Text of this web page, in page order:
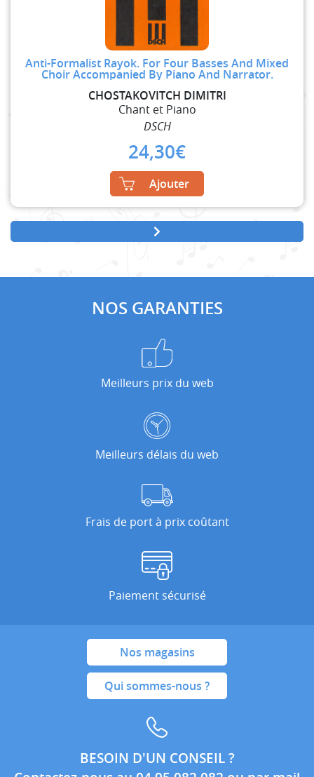
Anti-Formalist Rayok. For Four Basses And Mixed
Choir Accompanied By Piano And Narrator.
CHOSTAKOVITCH DIMITRI
Chant et Piano
DSCH
24,30€
Ajouter
NOS GARANTIES
Meilleurs prix du web
Meilleurs délais du web
Frais de port à prix coûtant
Paiement sécurisé
Nos magasins
Qui sommes-nous ?
BESOIN D'UN CONSEIL ?